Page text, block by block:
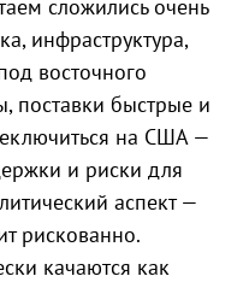
сложились очень
инфраструктура,
восточного
поставки быстрые и
на США —
и риски для
аспект —
рискованно.
качаются как